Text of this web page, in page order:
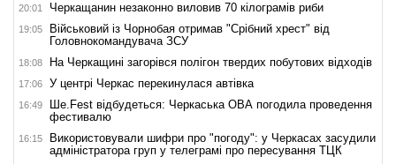
20:01 Черкащанин незаконно виловив 70 кілограмів риби
19:05
Військовий із Чорнобая отримав "Срібний хрест" від
Головнокомандувача ЗСУ
18:08 На Черкащині загорівся полігон твердих побутових відходів
17:06 У центрі Черкас перекинулася автівка
16:49
Ше.Fest відбудеться: Черкаська ОВА погодила проведення
фестивалю
16:15
Використовували шифри про "погоду": у Черкасах засудили
адміністратора груп у телеграмі про пересування ТЦК